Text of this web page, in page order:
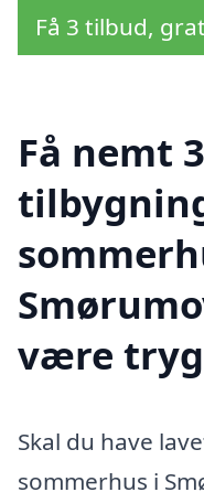
Få 3 tilbud,
Få nemt
være
Skal du have
sommerhus i